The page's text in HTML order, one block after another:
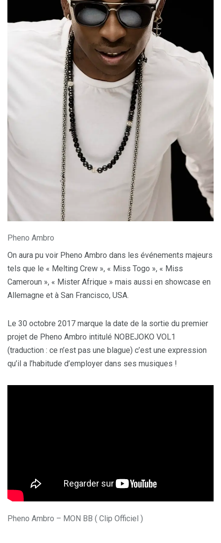
Pheno Ambro
On aura pu voir Pheno Ambro dans les événements majeurs
tels que le « Melting Crew », « Miss Togo », « Miss
Cameroun », « Mister Afrique » mais aussi en showcase en
Allemagne et à San Francisco, USA.
Le 30 octobre 2017 marque la date de la sortie du premier
projet de Pheno Ambro intitulé NOBEJOKO VOL1
(traduction : ce n’est pas une blague) c’est une expression
qu’il a l’habitude d’employer dans ses musiques !
Pheno Ambro – MON BB ( Clip Officiel )